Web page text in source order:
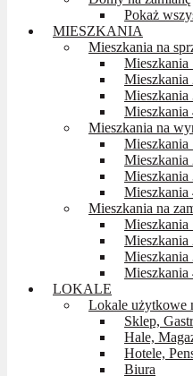
Pokaż
MIESZKANIA
Mieszkania na
Mieszkania na
Mieszkania na
LOKALE
Lokale użytkowe
Sklep,
Hale,
Hotele,
Biura